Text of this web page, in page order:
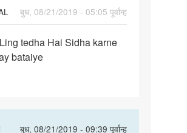
बुध, 08/21/2019 - 05:05 पूर्वान्ह
tedha Hai Sidha karne
bataiye
बुध, 08/21/2019 - 09:39 पूर्वान्ह
In